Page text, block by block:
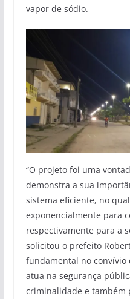
vapor de sódio.
“O projeto foi uma
demonstra a sua
sistema eficiente, no
exponencialmente para
respectivamente para a
solicitou o prefeito
fundamental no convívio
atua na segurança
criminalidade e também